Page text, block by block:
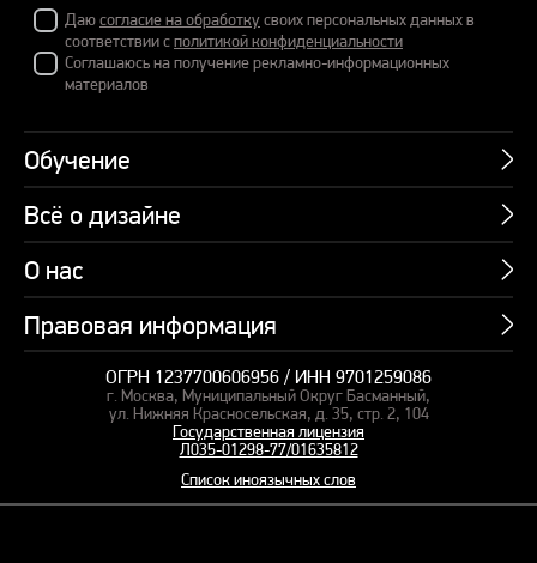
Даюсогласие на обработкусвоих персональных данных в
соответствии сполитикой конфиденциальности
Соглашаюсь на получение рекламно-информационных
материалов
Обучение
Курсы
Пакетные предложения
Профессии
Подарочные сертификаты
Корпоративное обучение
Курсы для сотрудников
Пакетные предложения
Всё о дизайне
Учебник по презентациям
Банк слайдов
Вебинары
Студия дизайна
Заказать презентацию
О нас
Об академии
СМИ о нас
Правовая информация
Карта сайта
Оферта и лицензия
Политика конфиденциальности
ОГРН 1237700606956 / ИНН 9701259086
г. Москва, Муниципальный Округ Басманный,
ул. Нижняя Красносельская, д. 35, стр. 2, 104
Государственная лицензия
Л035-01298-77/01635812
Список иноязычных слов